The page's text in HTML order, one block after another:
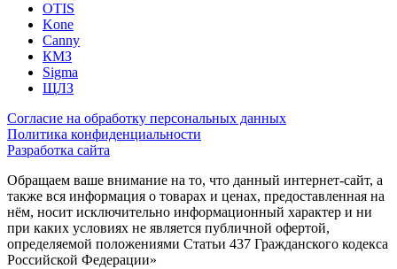
OTIS
Kone
Canny
КМЗ
Sigma
ЩЛЗ
Согласие на обработку персональных данных
Политика конфиденциальности
Разработка сайта
Обращаем ваше внимание на то, что данный интернет-сайт, а
также вся информация о товарах и ценах, предоставленная на
нём, носит исключительно информационный характер и ни
при каких условиях не является публичной офертой,
определяемой положениями Статьи 437 Гражданского кодекса
Российской Федерации»